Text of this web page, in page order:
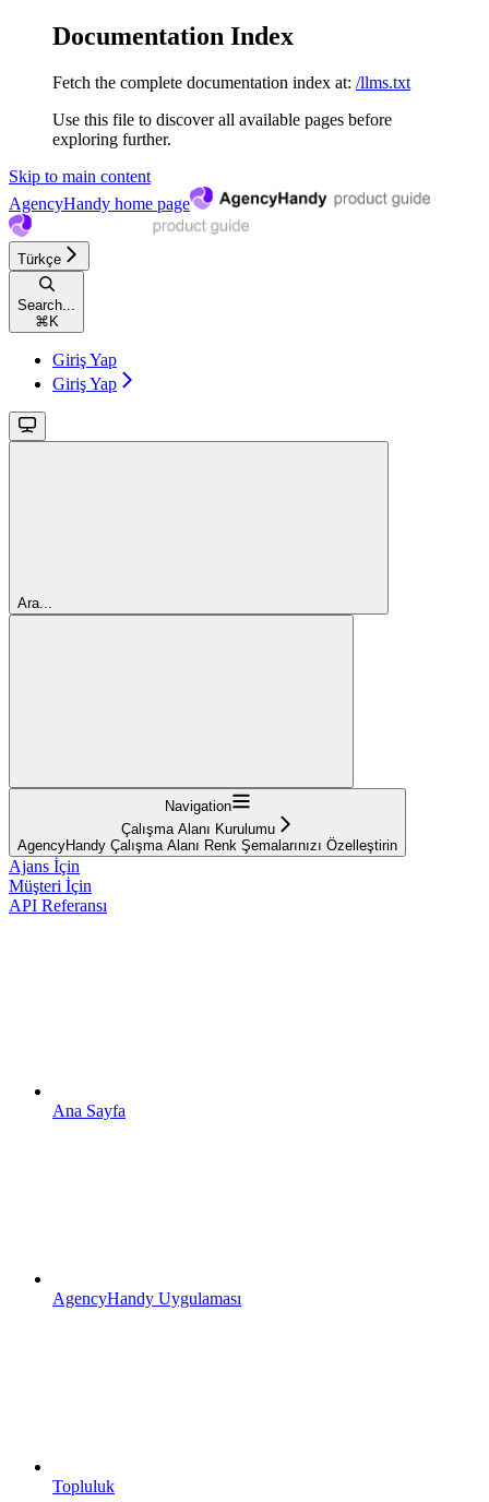
Documentation Index
Fetch the complete documentation index at: /llms.txt
Use this file to discover all available pages before
exploring further.
Skip to main content
AgencyHandy home page
Türkçe
Search...
⌘ K
Giriş Yap
Giriş Yap
Ara...
Navigation
Çalışma Alanı Kurulumu
AgencyHandy Çalışma Alanı Renk Şemalarınızı Özelleştirin
Ajans İçin
Müşteri İçin
API Referansı
Ana Sayfa
AgencyHandy Uygulaması
Topluluk